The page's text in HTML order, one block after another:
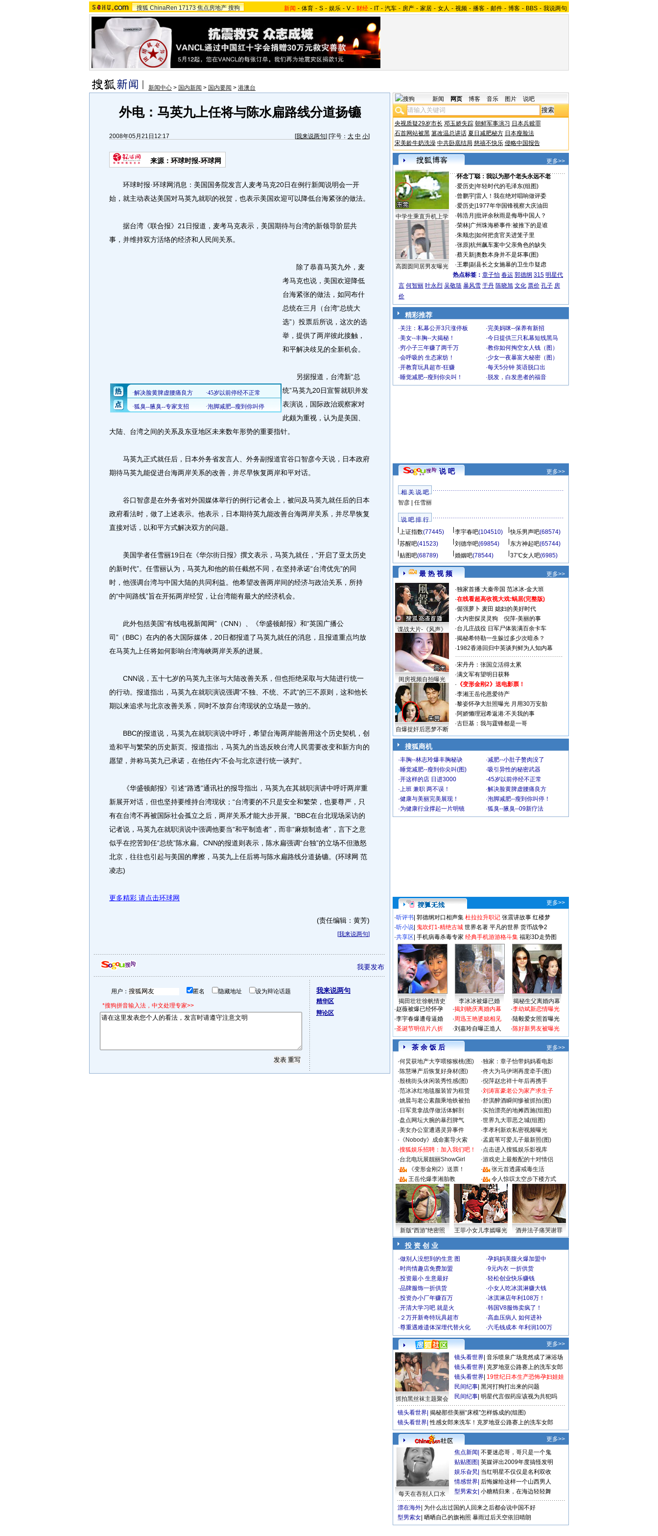
搜狐 ChinaRen 17173 焦点房地产 搜狗 新闻 - 体育 - S - 娱乐 - V - 财经 - IT - 汽车 - 房产 - 家居 - 女人 - 视频 - 播客 - 邮件 - 博客 - BBS - 我说两句
新闻中心 > 国内新闻 > 国内要闻 > 港澳台
外电：马英九上任将与陈水扁路线分道扬镳
2008年05月21日12:17 [我来说两句] [字号： 大 中 小]
来源：环球时报-环球网
环球时报·环球网消息：美国国务院发言人麦考马克20日在例行新闻说明会一开
始，就主动表达美国对马英九就职的祝贺，也表示美国欢迎可以降低台海紧张的做法。
据台湾《联合报》21日报道，麦考马克表示，美国期待与台湾的新领导阶层共
事，并维持双方活络的经济和人民间关系。
除了恭喜马英九外，麦
考马克也说，美国欢迎降低
台海紧张的做法，如同布什
总统在三月（台湾“总统大
选”）投票后所说，这次的选
举，提供了两岸彼此接触，
和平解决歧见的全新机会。
另据报道，台湾新“总
统”马英九20日宣誓就职并发
表演说，国际政治观察家对
此颇为重视，认为是美国、
大陆、台湾之间的关系及东亚地区未来数年形势的重要指针。
马英九正式就任后，日本外务省发言人、外务副报道官谷口智彦今天说，日本政府
期待马英九能促进台海两岸关系的改善，并尽早恢复两岸和平对话。
谷口智彦是在外务省对外国媒体举行的例行记者会上，被问及马英九就任后的日本
政府看法时，做了上述表示。他表示，日本期待英九能改善台海两岸关系，并尽早恢复
直接对话，以和平方式解决双方的问题。
美国学者任雪丽19日在《华尔街日报》撰文表示，马英九就任，“开启了亚太历史
的新时代”。任雪丽认为，马英九和他的前任截然不同，在坚持承诺“台湾优先”的同
时，他强调台湾与中国大陆的共同利益。他希望改善两岸间的经济与政治关系，所持
的“中间路线”旨在开拓两岸经贸，让台湾能有最大的经济机会。
此外包括美国“有线电视新闻网”（CNN）、《华盛顿邮报》和“英国广播公
司”（BBC）在内的各大国际媒体，20日都报道了马英九就任的消息，且报道重点均放
在马英九上任将如何影响台湾海峡两岸关系的进展。
CNN说，五十七岁的马英九主张与大陆改善关系，但也拒绝采取与大陆进行统一
的行动。报道指出，马英九在就职演说强调“不独、不统、不武”的三不原则，这和他长
期以来追求与北京改善关系，同时不放弃台湾现状的立场是一致的。
BBC的报道说，马英九在就职演说中呼吁，希望台海两岸能善用这个历史契机，创
造和平与繁荣的历史新页。报道指出，马英九的当选反映台湾人民需要改变和新方向的
愿望，并称马英九已承诺，在他任内“不会与北京进行统一谈判”。
《华盛顿邮报》引述“路透”通讯社的报导指出，马英九在其就职演讲中呼吁两岸重
新展开对话，但也坚持要维持台湾现状；“台湾要的不只是安全和繁荣，也要尊严，只
有在台湾不再被国际社会孤立之后，两岸关系才能大步开展。”BBC在台北现场采访的
记者说，马英九在就职演说中强调他要当“和平制造者”，而非“麻烦制造者”，言下之意
似乎在挖苦卸任“总统”陈水扁。CNN的报道则表示，陈水扁强调“台独”的立场不但激怒
北京，往往也引起与美国的摩擦，马英九上任后将与陈水扁路线分道扬镳。(环球网 范
凌志)
更多精彩 请点击环球网
(责任编辑：黄芳)
[我来说两句]
我要发布
用户： 匿名 隐藏地址 设为辩论话题
*搜狗拼音输入法，中文处理专家>>
我来说两句
精华区
辩论区
新闻 网页 博客 音乐 图片 说吧
央视质疑29岁市长 邓玉娇失踪 朝鲜军事演习 日本兵赎罪
石首网站被黑 篡改温总讲话 夏日减肥秘方 日本瘦脸法
宋美龄牛奶洗澡 中共卧底结局 慈禧不快乐 侵略中国报告
更多>>
中学生乘直升机上学
高圆圆同居男友曝光
·怀念丁聪：我以为那个老头永远不老
·爱历史 年轻时代的毛泽东(组图)
·曾鹏宇| 雷人！我在绝对唱响做评委
·爱历史 1977年华国锋视察大庆油田
·韩浩月 批评余秋雨是侮辱中国人？
·荣林| 广州珠海桥事件:被推下的是谁
·朱顺忠 如何把贪官关进笼子里
·张原| 杭州飙车案中父亲角色的缺失
·蔡天新| 奥数本身并不是坏事(图)
·王攀| 副县长之女施暴的卫生巾疑虑
热点标签： 章子怡 春运 郭德纲 315 明星代
言 何智丽 叶永烈 吴敬琏 暴风雪 于丹 陈晓旭 文化 票价 孔子 房
价
精彩推荐
·关注：私幕公开3只涨停板 ·完美妈咪--保养有新招
·美女--丰胸--大揭秘！ ·今日提供三只私幕短线黑马
·穷小子三年赚了两千万 ·教你如何掏空女人钱（图）
·会呼吸的 生态家纺！ ·少女一夜暴富大秘密（图）
·开教育玩具超市-狂赚 ·每天5分钟 英语脱口出
·睡觉减肥--瘦到你尖叫！ · 脱发，白发患者的福音
说 吧 更多>>
相 关 说 吧
智彦| 任雪丽
说 吧 排 行
上证指数(77445) 李宇春吧(104510) 快乐男声吧(68574)
苏醒吧(41523) 刘德华吧(69854) 东方神起吧(65744)
贴图吧(68789) 婚姻吧(78544) 37℃女人吧(6985)
最 热 视 频 更多>>
谍战大片-《风声》
闺房视频自拍曝光
自爆捉奸后恶梦不断
·独家首播:大秦帝国 范冰冰-金大班
·在线看超高收视大戏:蜗居(完整版)
·倔强萝卜 麦田 媳妇的美好时代
·大内密探灵灵狗
倪萍-美丽的事
·台儿庄战役 日军尸体装满百余卡车
·揭秘希特勒一生躲过多少次暗杀？
·1982香港回归中英谈判鲜为人知内幕
·宋丹丹：张国立活得太累
·满文军有望明日获释
· 《变形金刚2》送电影票！
·李湘王岳伦恩爱待产
·黎姿怀孕大肚照曝光 月用30万安胎
·阿娇懒理冠希返港:不关我的事
·古巨基：我与霆锋都是一哥
搜狐商机
·丰胸--林志玲爆丰胸秘诀 ·减肥--小肚子赘肉没了
·睡觉减肥--瘦到你尖叫(图) ·吸引异性的秘密武器
·开这样的店 日进3000 ·45岁以前停经不正常
·上班 兼职 两不误！ ·解决脸黄脾虚腰痛良方
·健康与美丽完美展现！ ·泡脚减肥--瘦到你叫停！
·为健康行业撑起一片明镜 ·狐臭--腋臭--09新疗法
更多>>
·听评书 郭德纲对口相声集 杜拉拉升职记 张震讲故事 红楼梦
·听小说 鬼吹灯1-精绝古城 世界名著 平凡的世界 货币战争2
·共享区 手机病毒杀毒专家 经典手机游游格斗集 福彩3D走势图
揭田壮壮徐帆情史 李冰冰被爆已婚
揭秘生父离婚内幕
·赵薇被爆已经怀孕
·李宇春爆遭母逼婚
·圣诞节明信片八折
·揭刘晓庆离婚内幕
·周迅王艳婆媳相见
·刘嘉玲自曝正造人
·李幼斌新恋情曝光
·陆毅爱女照首曝光
·陈好新男友被曝光
茶 余 饭 后
更多>>
·何炅获地产大亨喂猕猴桃(图) ·独家：章子怡带妈妈看电影
·陈慧琳产后恢复好身材(图) ·佟大为马伊琍再度牵手(图)
·殷桃街头休闲装秀性感(图) ·倪萍赵忠祥十年后再携手
·范冰冰红地毯服装皆为租赁 ·刘涛富豪老公为家产求生子
·姚晨与老公素颜乘地铁被拍 ·舒淇醉酒瞬间惨被抓拍(图)
· 日军竟拿战俘做活体解剖 ·实拍漂亮的地摊西施(组图)
·盘点网坛大腕的暴烈脾气 ·世界九大罪恶之城(组图)
·美女办公室遭遇灵异事件 ·李孝利新欢私密视频曝光
· 《Nobody》成命案导火索 ·孟庭苇可爱儿子最新照(图)
·搜狐娱乐招聘：加入我们吧！ ·点击进入搜狐娱乐影视库
·台北电玩展靓丽ShowGirl ·游戏史上最般配的十对情侣
·
《变形金刚2》送票！ ·
张元首透露戒毒生活
·
王岳伦爆李湘胎教 · 令人惊叹太空步下楼方式
新版“西游”绝密照 王菲小女儿李嫣曝光 酒井法子痛哭谢罪
投 资 创 业
·做别人没想到的生意 图 ·孕妈妈美腹火爆加盟中
·时尚情趣店免费加盟 ·9元内衣 一折供货
·投资最小 生意最好 ·轻松创业快乐赚钱
·品牌服饰一折供货 ·小女人吃冰淇淋赚大钱
·投资办小厂年赚百万 ·冰淇淋店年利108万！
·开清大学习吧 就是火 ·韩国V8服饰卖疯了！
· ２万开新奇特玩具超市 ·高血压病人 如何进补
·尊重遇难遗体深埋代替火化 ·六毛钱成本 年利润100万
更多>>
抓拍黑丝袜主题聚会
镜头看世界 音乐喷泉广场竟然成了淋浴场
镜头看世界 克罗地亚公路赛上的洗车女郎
镜头看世界 19世纪日本生产恐怖孕妇娃娃
民间纪事 黑河打狗打出来的问题
民间纪事 明星代言假药应该视为共犯吗
镜头看世界 揭秘那些美丽“床模”怎样炼成的(组图)
镜头看世界 性感女郎来洗车！克罗地亚公路赛上的洗车女郎
更多>>
每天在吞别人口水
焦点新闻 不要迷恋哥，哥只是一个鬼
贴贴图图 英媒评出2009年度搞怪发明
娱乐旮旯 当红明星不仅仅是名利双收
情感世界 后悔嫁给这样一个山西男人
型男索女 小糖精归来，在海边轻轻舞
漂在海外 为什么出过国的人回来之后都会说中国不好
型男索女 晒晒自己的旗袍照 暴雨过后天空依旧晴朗